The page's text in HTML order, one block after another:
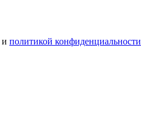
и политикой конфиденциальности